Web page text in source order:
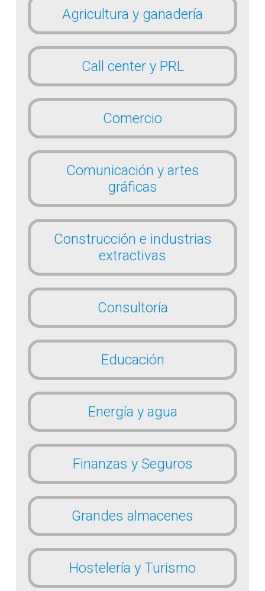
Agricultura y ganadería
Call center y PRL
Comercio
Comunicación y artes
gráficas
Construcción e industrias
extractivas
Consultoría
Educación
Energía y agua
Finanzas y Seguros
Grandes almacenes
Hostelería y Turismo